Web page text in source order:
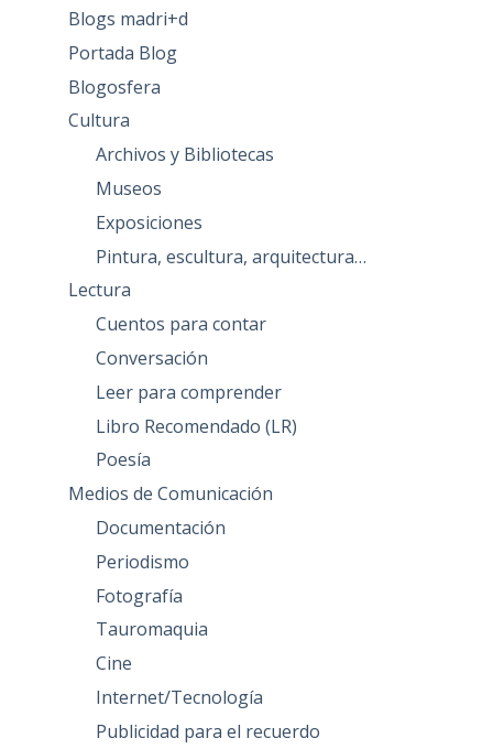
Blogs madri+d
Portada Blog
Blogosfera
Cultura
Archivos y Bibliotecas
Museos
Exposiciones
Pintura, escultura, arquitectura…
Lectura
Cuentos para contar
Conversación
Leer para comprender
Libro Recomendado (LR)
Poesía
Medios de Comunicación
Documentación
Periodismo
Fotografía
Tauromaquia
Cine
Internet/Tecnología
Publicidad para el recuerdo